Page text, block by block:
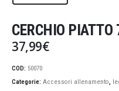
CERCHIO
37,99€
COD: 50070
Categorie: Accessori allenamento,